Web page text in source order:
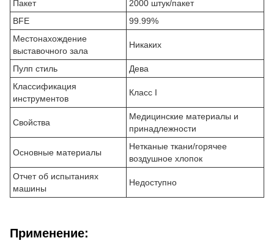
Пакет
2000 штук/пакет
BFE
99.99%
Местонахождение
выставочного зала
Никаких
Пулп стиль
Дева
Классификация
инструментов
Класс I
Свойства
Медицинские материалы и
принадлежности
Основные материалы
Нетканые ткани/горячее
воздушное хлопок
Отчет об испытаниях
машины
Недоступно
Применение: